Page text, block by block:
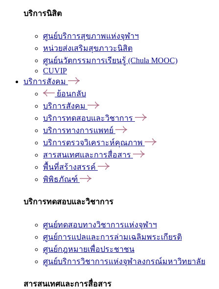
บริการนิสิต
ศูนย์บริการสุขภาพแห่งจุฬาฯ
หน่วยส่งเสริมสุขภาวะนิสิต
ศูนย์นวัตกรรมการเรียนรู้ (Chula MOOC)
CUVIP
บริการสังคม
ย้อนกลับ
บริการสังคม
บริการทดสอบและวิชาการ
บริการทางการแพทย์
บริการตรวจวิเคราะห์คุณภาพ
สารสนเทศและการสื่อสาร
พื้นที่สร้างสรรค์
พิพิธภัณฑ์
บริการทดสอบและวิชาการ
ศูนย์ทดสอบทางวิชาการแห่งจุฬาฯ
ศูนย์การแปลและการล่ามเฉลิมพระเกียรติ
ศูนย์กฎหมายเพื่อประชาชน
ศูนย์บริการวิชาการแห่งจุฬาลงกรณ์มหาวิทยาลัย
สารสนเทศและการสื่อสาร